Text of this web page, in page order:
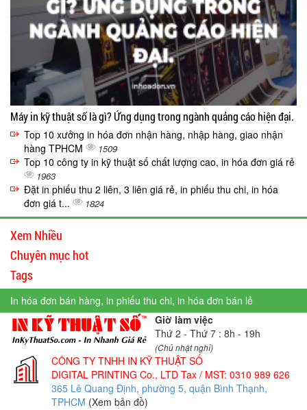
Máy in kỹ thuật số là gì? Ứng dụng trong ngành quảng cáo hiện đại.
Top 10 xưởng in hóa đơn nhận hàng, nhập hàng, giao nhận
hàng TPHCM
1509
Top 10 công ty in kỹ thuật số chất lượng cao, in hóa đơn giá rẻ
1963
Đặt in phiếu thu 2 liên, 3 liên giá rẻ, in phiếu thu chi, in hóa
đơn giá t...
1824
Xem Nhiều
Chuyên mục hot
Tags
In hóa đơn bán hàng, in phiếu thu chi, in hóa đơn bán lẻ
Giờ làm việc
Thứ 2 - Thứ 7 : 8h - 19h
(Chủ nhật nghỉ)
CÔNG TY TNHH IN KỸ THUẬT SỐ
DIGITAL PRINTING Co., LTD Tax / MST: 0310 989 626
365 Lê Quang Định, phường 5, quận Bình Thạnh,
TPHCM (Xem bản đồ)